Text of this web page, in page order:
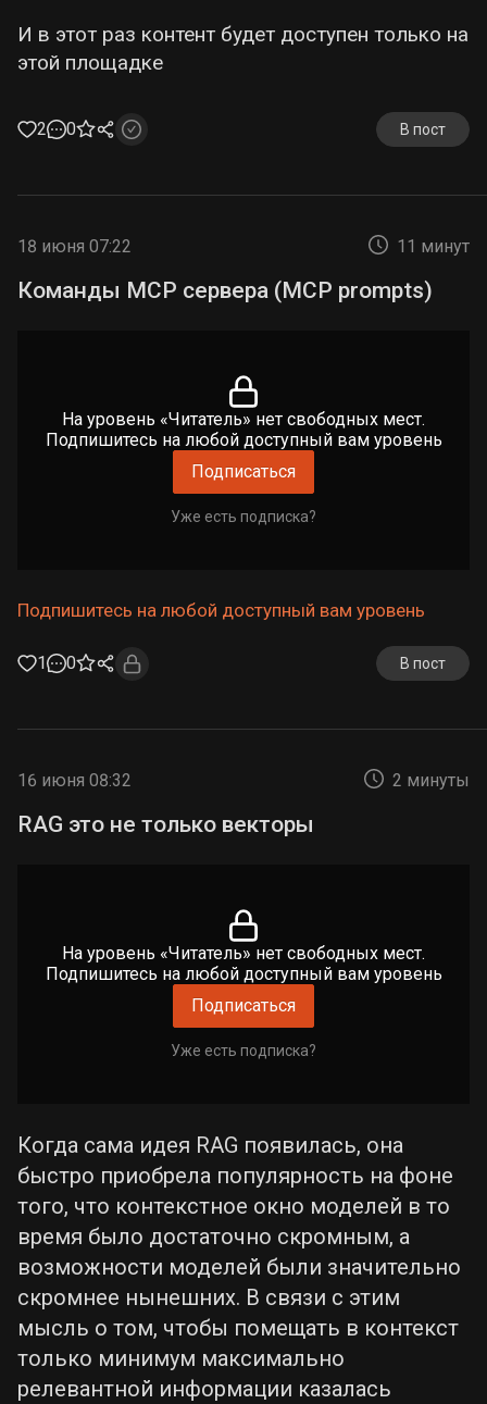
И в этот раз контент будет доступен только на
этой площадке
2 0 В пост
18 июня 07:22 11 минут
Команды MCP сервера (MCP prompts)
На уровень «Читатель» нет свободных мест.
Подпишитесь на любой доступный вам уровень
Подписаться
Уже есть подписка?
Подпишитесь на любой доступный вам уровень
1 0 В пост
16 июня 08:32 2 минуты
RAG это не только векторы
На уровень «Читатель» нет свободных мест.
Подпишитесь на любой доступный вам уровень
Подписаться
Уже есть подписка?
Когда сама идея RAG появилась, она
быстро приобрела популярность на фоне
того, что контекстное окно моделей в то
время было достаточно скромным, а
возможности моделей были значительно
скромнее нынешних. В связи с этим
мысль о том, чтобы помещать в контекст
только минимум максимально
релевантной информации казалась